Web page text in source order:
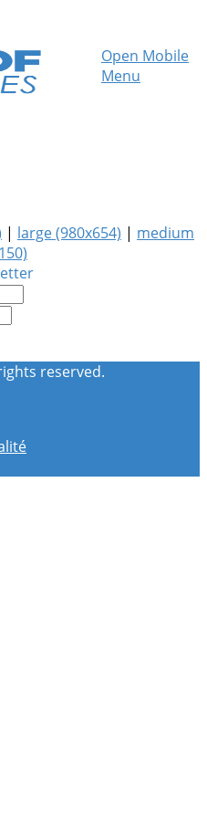
Open Mobile
Menu
| large (980x654) | medium
reserved.